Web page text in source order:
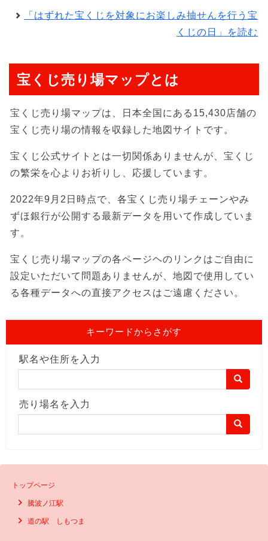
「はずれた宝くじを対象にお楽しみ抽せんを行う宝
くじの日」を読む
宝くじ売り場マップとは
宝くじ売り場マップは、日本全国にある15,430店舗の
宝くじ売り場の情報を収録した地図サイトです。
宝くじ公式サイトとは一切関係ありませんが、宝くじ
の繁栄を心よりお祈りし、応援しています。
2022年9月2日時点で、各宝くじ売り場チェーンやみ
ずほ銀行が公開する最新データを用いて作成していま
す。
宝くじ売り場マップの各ページヘのリンクはご自由に
設定いただいて問題ありませんが、地図で使用してい
る各種データへの直接アクセスはご遠慮ください。
キーワードからさがす
駅名や住所を入力
売り場名を入力
トップページ
騰波ノ江駅
道の駅 しもつま